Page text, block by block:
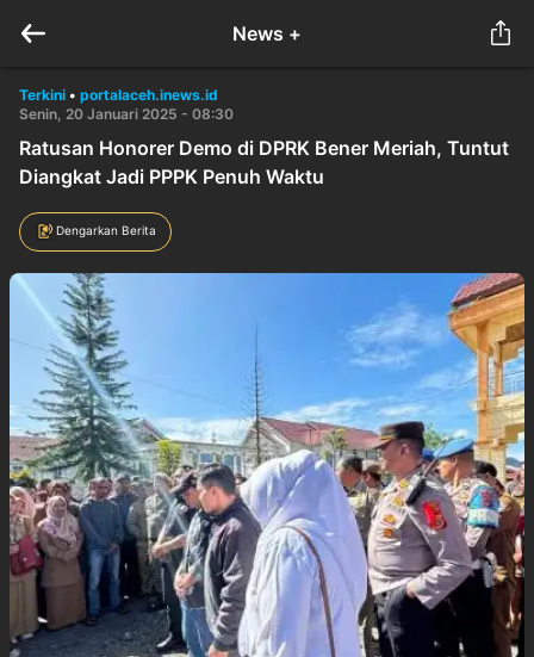
News +
Terkini • portalaceh.inews.id
Senin, 20 Januari 2025 - 08:30
Ratusan Honorer Demo di DPRK Bener Meriah, Tuntut
Diangkat Jadi PPPK Penuh Waktu
Dengarkan Berita